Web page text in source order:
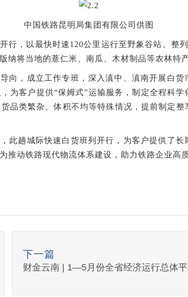
中国铁路昆明局集团有限公司供图
行，以最快时速120公里运行至野象谷站。整
将当地的薏仁米、南瓜、木材制品等农林特
向，成立工作专班，深入滇中、滇南开展白
为客户提供“保姆式”运输服务，制定全程科
品类繁杂、体积不均等特殊情况，提前制定
此趟城际快速白货班列开行，为客户提供了
推动铁路现代物流体系建设，助力铁路企业高
下一篇
财金云南 | 1—5月份全省经济运行总体